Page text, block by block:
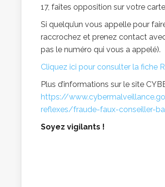
17, faîtes opposition sur votre
Si quelqu’un vous appelle pour
raccrochez et prenez contact
pas le numéro qui vous a appelé).
Cliquez ici pour consulter la fiche
Plus d’informations sur le site
https://
reflexes/fraude-faux-conseiller-
Soyez vigilants !